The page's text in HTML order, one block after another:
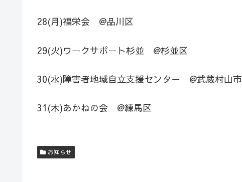
28(月)福栄会 @品川区
29(火)ワークサポート杉並 @杉並区
30(水)障害者地域自立支援センター @武蔵村山市
31(木)あかねの会 @練馬区
お知らせ